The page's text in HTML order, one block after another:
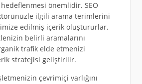
önemlidir. SEO
ilgili arama terimlerini
edilmiş içerik oluştururlar.
belirli aramalarını
trafik elde etmenizi
stratejisi geliştirilir.
çevrimiçi varlığını